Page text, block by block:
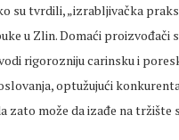
su tvrdili, „izrabljivačka
u Zlin. Domaći proizvođači
rigorozniju carinsku i
optužujući
zato može da izađe na tržište